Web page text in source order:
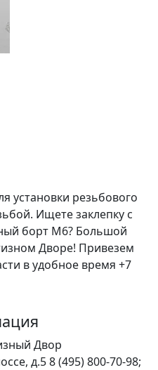
установки резьбового
Ищете заклепку с
борт M6? Большой
Дворе! Привезем
в удобное время +7
Двор
д.58 (495) 800-70-98;